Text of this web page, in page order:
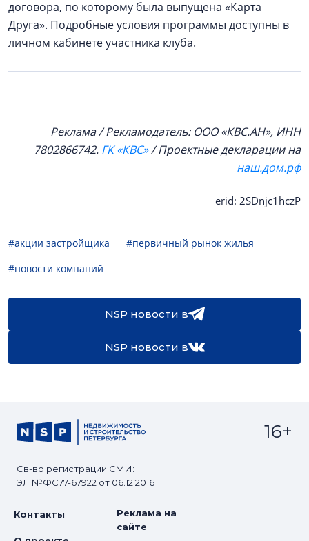
договора, по которому была выпущена «Карта
Друга». Подробные условия программы доступны в
личном кабинете участника клуба.
Реклама / Рекламодатель: ООО «КВС.АН», ИНН
7802866742. ГК «КВС»/ Проектные декларации на
наш.дом.рф
erid: 2SDnjc1hczP
#акции застройщика
#первичный рынок жилья
#новости компаний
NSP новости в
NSP новости в
Св-во регистрации СМИ:
ЭЛ №ФС77-67922 от 06.12.2016
16+
Контакты
Реклама на
сайте